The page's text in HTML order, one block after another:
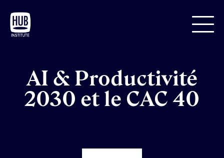
AI & Productivité
2030 et le CAC 40